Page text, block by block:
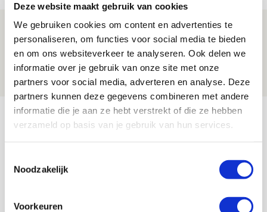
Deze website maakt gebruik van cookies
We gebruiken cookies om content en advertenties te
personaliseren, om functies voor social media te bieden
en om ons websiteverkeer te analyseren. Ook delen we
informatie over je gebruik van onze site met onze
partners voor social media, adverteren en analyse. Deze
partners kunnen deze gegevens combineren met andere
informatie die je aan ze hebt verstrekt of die ze hebben
verzameld op basis van je gebruik van hun services.
Noodzakelijk
Voorkeuren
Spelen bij Jong Ajax of Ajax 1? Dat
maakt Abdalla ‘geen reet’ uit
08 AUGUSTUS 2026 - 10:04
NIEUWS
Bekijk meer
23
Selectiedag ballenjongens/-meiden